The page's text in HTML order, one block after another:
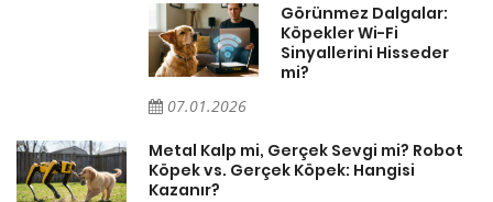
Görünmez Dalgalar:
Köpekler Wi-Fi
Sinyallerini Hisseder
mi?
07.01.2026
Metal Kalp mi, Gerçek Sevgi mi? Robot
Köpek vs. Gerçek Köpek: Hangisi
Kazanır?